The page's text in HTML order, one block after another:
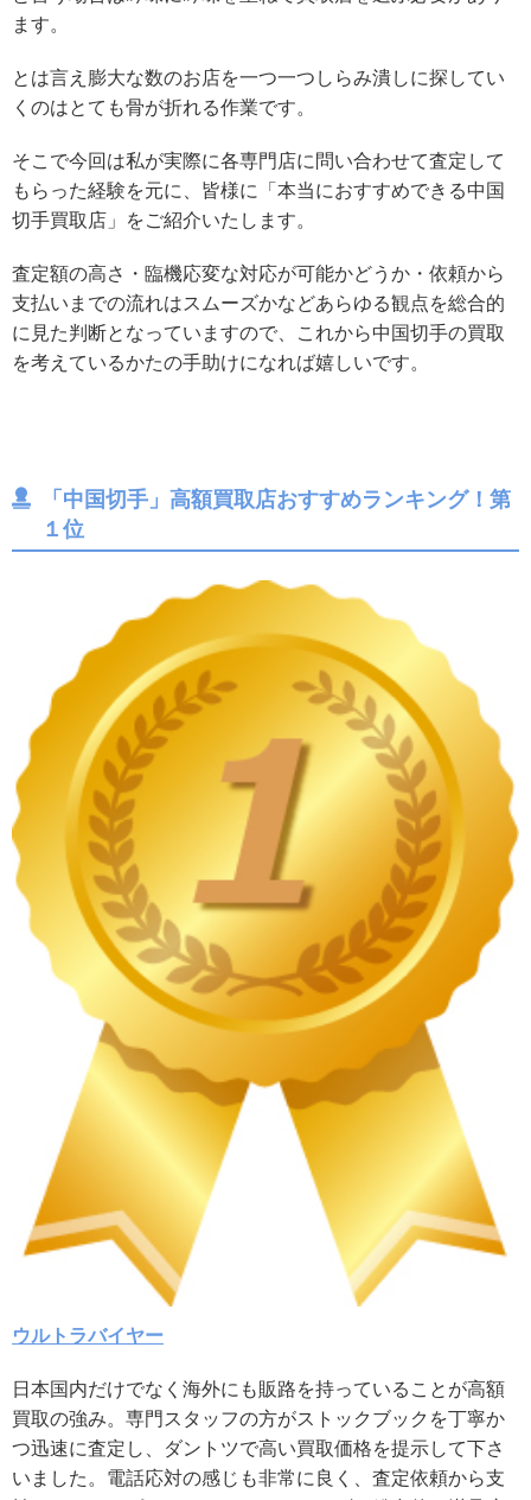
ます。
とは言え膨大な数のお店を一つ一つしらみ潰しに探してい
くのはとても骨が折れる作業です。
そこで今回は私が実際に各専門店に問い合わせて査定して
もらった経験を元に、皆様に「本当におすすめできる中国
切手買取店」をご紹介いたします。
査定額の高さ・臨機応変な対応が可能かどうか・依頼から
支払いまでの流れはスムーズかなどあらゆる観点を総合的
に見た判断となっていますので、これから中国切手の買取
を考えているかたの手助けになれば嬉しいです。
「中国切手」高額買取店おすすめランキング！第
１位
ウルトラバイヤー
日本国内だけでなく海外にも販路を持っていることが高額
買取の強み。専門スタッフの方がストックブックを丁寧か
つ迅速に査定し、ダントツで高い買取価格を提示して下さ
いました。電話応対の感じも非常に良く、査定依頼から支